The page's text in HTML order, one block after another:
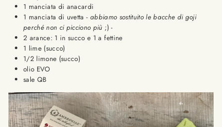
1 manciata di anacardi
1 manciata di uvetta - abbiamo sostituito le bacche di goji
perché non ci picciono più ;) -
2 arance: 1 in succo e 1 a fettine
1 lime (succo)
1/2 limone (succo)
olio EVO
sale QB